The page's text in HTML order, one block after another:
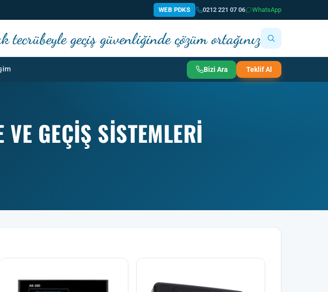
WEB PDKS 0212 221 07 06 WhatsApp
tecrübeyle geçiş güvenliğinde çözüm ortağınız
Bizi Ara Teklif Al
GEÇIŞ SISTEMLERI